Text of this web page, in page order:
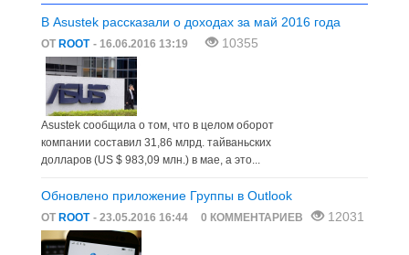
В Asustek рассказали о доходах за май 2016 года
ОТ ROOT - 16.06.2016 13:19 10355
Asustek сообщила о том, что в целом оборот
компании составил 31,86 млрд. тайваньских
долларов (US $ 983,09 млн.) в мае, а это...
Обновлено приложение Группы в Outlook
ОТ ROOT - 23.05.2016 16:44 0 КОММЕНТАРИЕВ 12031